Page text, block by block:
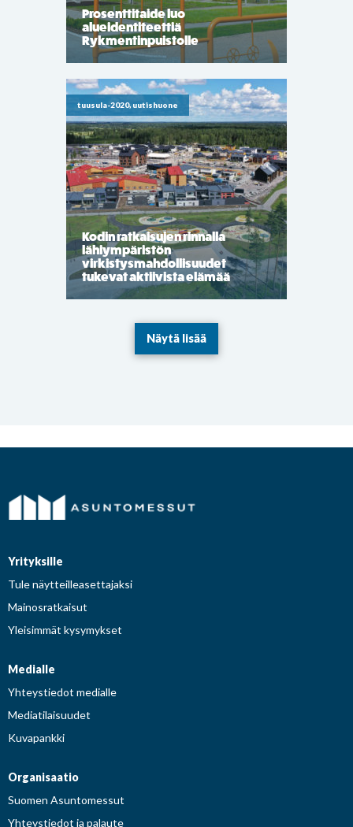
Prosenttitaide luo
alueidentiteettiä
Rykmentinpuistolle
tuusula-2020, uutishuone
Kodin ratkaisujen rinnalla
lähiympäristön
virkistysmahdollisuudet
tukevat aktiivista elämää
Näytä lisää
Yrityksille
Tule näytteilleasettajaksi
Mainosratkaisut
Yleisimmät kysymykset
Medialle
Yhteystiedot medialle
Mediatilaisuudet
Kuvapankki
Organisaatio
Suomen Asuntomessut
Yhteystiedot ja palaute